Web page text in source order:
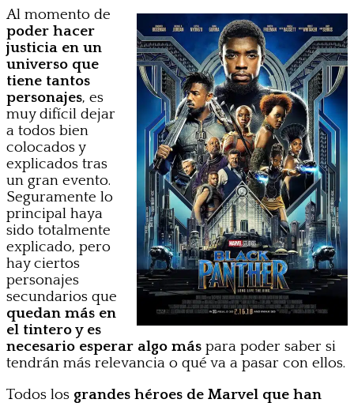
Al momento de
poder hacer
justicia en un
universo que
tiene tantos
personajes, es
muy difícil dejar
a todos bien
colocados y
explicados tras
un gran evento.
Seguramente lo
principal haya
sido totalmente
explicado, pero
hay ciertos
personajes
secundarios que
quedan más en
el tintero y es
necesario esperar algo más para poder saber si
tendrán más relevancia o qué va a pasar con ellos.
Todos los grandes héroes de Marvel que han